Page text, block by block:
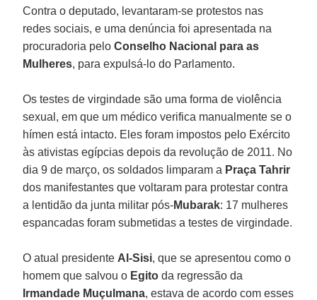
Contra o deputado, levantaram-se protestos nas
redes sociais, e uma denúncia foi apresentada na
procuradoria peloConselho Nacional para as
Mulheres, para expulsá-lo do Parlamento.
Os testes de virgindade são uma forma de violência
sexual, em que um médico verifica manualmente se o
hímen está intacto. Eles foram impostos pelo Exército
às ativistas egípcias depois da revolução de 2011. No
dia 9 de março, os soldados limparam a Praça Tahrir
dos manifestantes que voltaram para protestar contra
a lentidão da junta militar pós-Mubarak: 17 mulheres
espancadas foram submetidas a testes de virgindade.
O atual presidente Al-Sisi, que se apresentou como o
homem que salvou o Egito da regressão da
Irmandade Muçulmana, estava de acordo com esses